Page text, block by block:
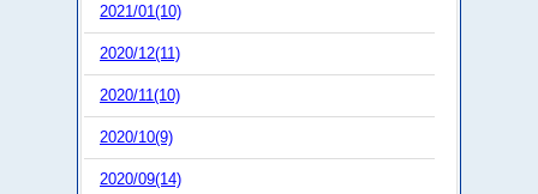
2021/01(10)
2020/12(11)
2020/11(10)
2020/10(9)
2020/09(14)